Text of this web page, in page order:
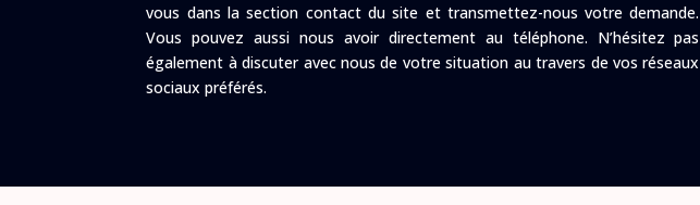
vous dans la section contact du site et transmettez-nous votre demande.
Vous pouvez aussi nous avoir directement au téléphone. N’hésitez pas
également à discuter avec nous de votre situation au travers de vos réseaux
sociaux préférés.